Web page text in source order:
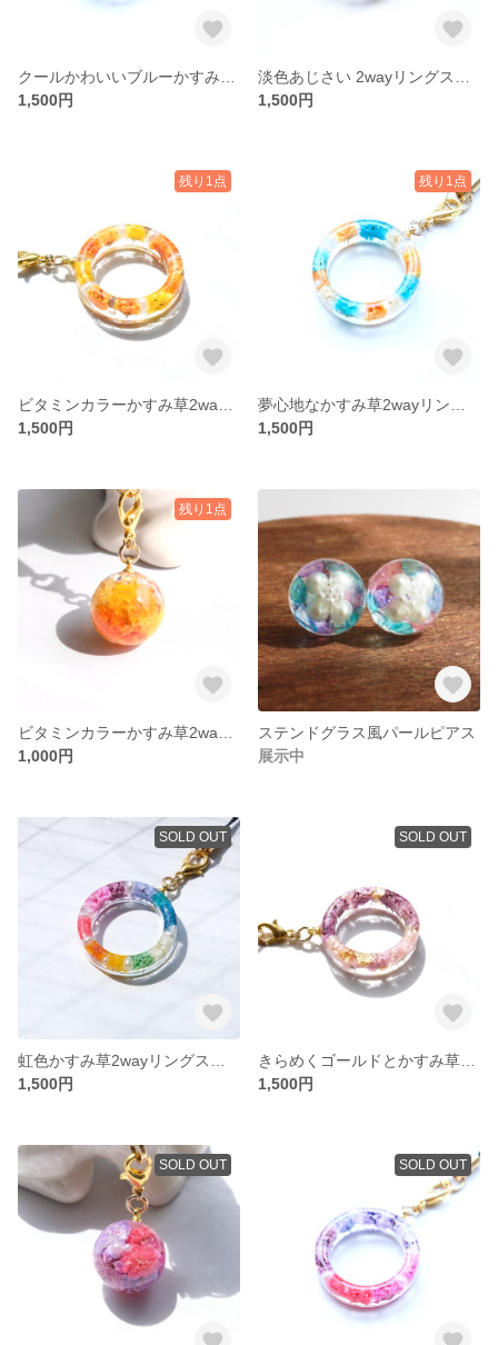
1,500円
1,500円
残り1点
1,500円
残り1点
1,500円
残り1点
1,000円
ステンドグラス風パールピアス
展示中
SOLD OUT
1,500円
SOLD OUT
1,500円
SOLD OUT SOLD OUT